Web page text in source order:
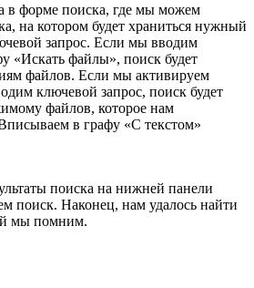
в форме поиска, где мы можем
на котором будет храниться нужный
запрос. Если мы вводим
«Искать файлы», поиск будет
файлов. Если мы активируем
ключевой запрос, поиск будет
файлов, которое нам
в графу «С текстом»
поиска на нижней панели
поиск. Наконец, нам удалось найти
мы помним.